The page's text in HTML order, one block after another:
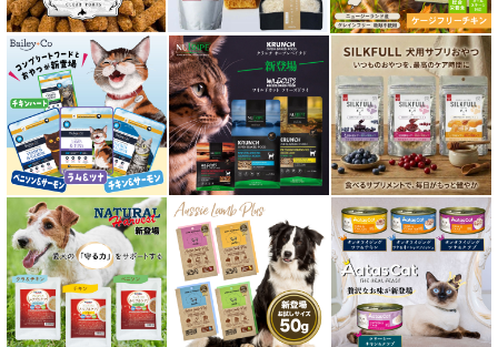
口腔内・喉ケア対応商品 猫用
食欲サポート対応キャットフード
肝臓ケア対応キャットフード
免疫サポート 猫用
低脂肪 ドライフード for CAT
水分補給用ウェットフード for CAT